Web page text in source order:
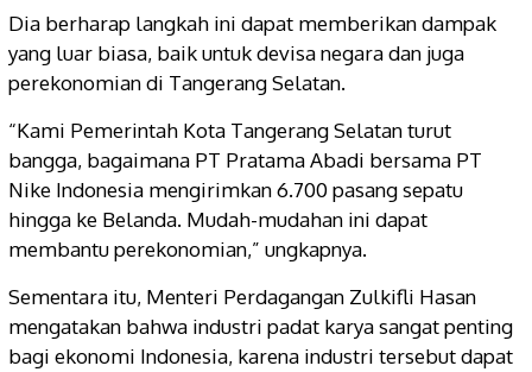
Dia berharap langkah ini dapat memberikan dampak
yang luar biasa, baik untuk devisa negara dan juga
perekonomian di Tangerang Selatan.
“Kami Pemerintah Kota Tangerang Selatan turut
bangga, bagaimana PT Pratama Abadi bersama PT
Nike Indonesia mengirimkan 6.700 pasang sepatu
hingga ke Belanda. Mudah-mudahan ini dapat
membantu perekonomian,” ungkapnya.
Sementara itu, Menteri Perdagangan Zulkifli Hasan
mengatakan bahwa industri padat karya sangat penting
bagi ekonomi Indonesia, karena industri tersebut dapat